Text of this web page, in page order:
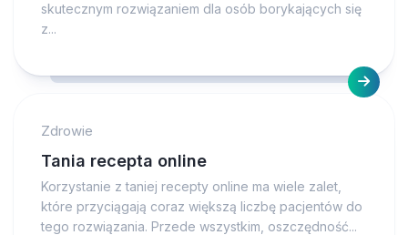
skutecznym rozwiązaniem dla osób borykających się
z...
Zdrowie
Tania recepta online
Korzystanie z taniej recepty online ma wiele zalet,
które przyciągają coraz większą liczbę pacjentów do
tego rozwiązania. Przede wszystkim, oszczędność...